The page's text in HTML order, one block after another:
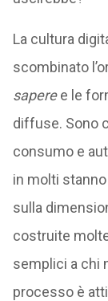
La cultura
scombinato
saperee le
diffuse. Sono
consumo e
in molti
sulla
costruite
semplici a chi
processo è